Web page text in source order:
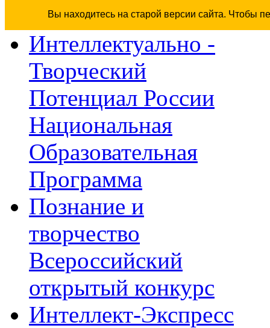
Вы находитесь на старой версии сайта. Чтобы
Интеллектуально -
Творческий
Потенциал России
Национальная
Образовательная
Программа
Познание и
творчество
Всероссийский
открытый конкурс
Интеллект-Экспресс